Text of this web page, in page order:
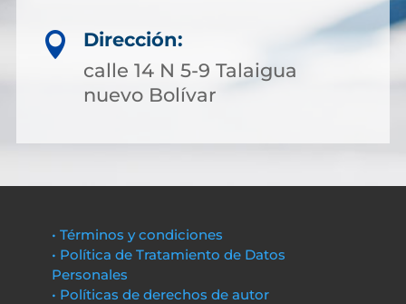

Dirección:
calle 14 N 5-9 Talaigua
nuevo Bolívar
• Términos y condiciones
• Política de Tratamiento de Datos
Personales
• Políticas de derechos de autor